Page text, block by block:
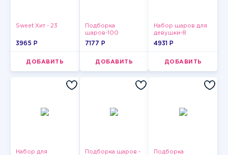
Sweet Хит - 23
3965 P
ДОБАВИТЬ
Подборка
шаров-100
7177 P
ДОБАВИТЬ
Набор шаров для
девушки-8
4931 P
ДОБАВИТЬ
Набор для
Подборка шаров -
Подборка